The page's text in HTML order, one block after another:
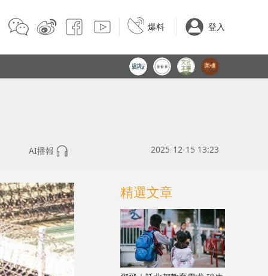
爆料 登入
AI播報 2025-12-15 13:23
精選文章